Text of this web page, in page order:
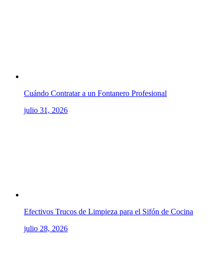
Cuándo Contratar a un Fontanero Profesional
julio 31, 2026
Efectivos Trucos de Limpieza para el Sifón de Cocina
julio 28, 2026